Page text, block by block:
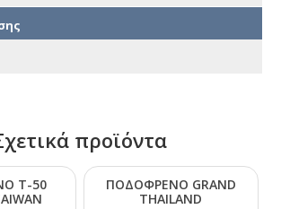
προϊόντα
Τ-50
ΠΟΔΟΦΡΕΝΟ GRΑΝD
ΤΗΑΙLΑΝD